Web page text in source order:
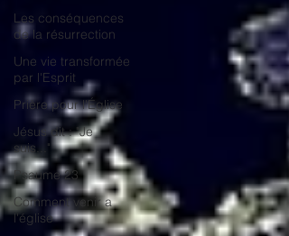
Les conséquences
de la résurrection
Une vie transformée
par l'Esprit
Prière pour l'Église
Jésus dit : "Je
suis..."
Psaume 23
Comment venir a
l'église